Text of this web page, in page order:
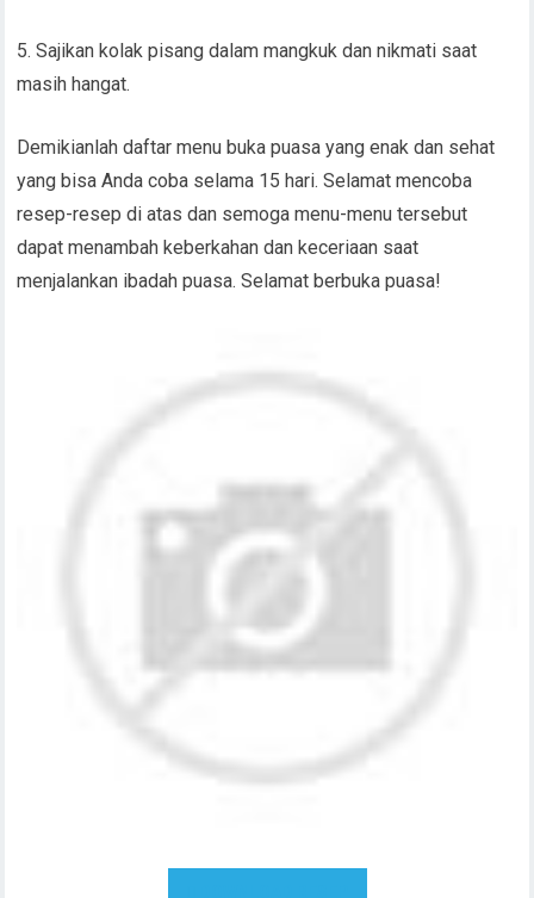
5. Sajikan kolak pisang dalam mangkuk dan nikmati saat
masih hangat.
Demikianlah daftar menu buka puasa yang enak dan sehat
yang bisa Anda coba selama 15 hari. Selamat mencoba
resep-resep di atas dan semoga menu-menu tersebut
dapat menambah keberkahan dan keceriaan saat
menjalankan ibadah puasa. Selamat berbuka puasa!